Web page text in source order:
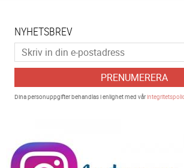
NYHETSBREV
PRENUMERERA
Dina personuppgifter behandlas i enlighet med vår